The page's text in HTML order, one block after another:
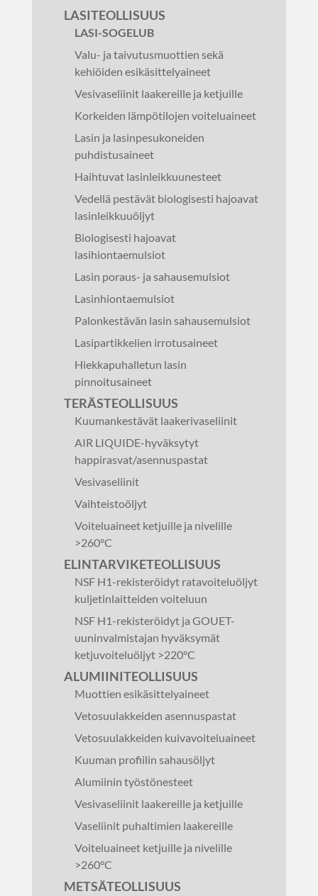
LASITEOLLISUUS
LASI-SOGELUB
Valu- ja taivutusmuottien sekä
kehiöiden esikäsittelyaineet
Vesivaseliinit laakereille ja ketjuille
Korkeiden lämpötilojen voiteluaineet
Lasin ja lasinpesukoneiden
puhdistusaineet
Haihtuvat lasinleikkuunesteet
Vedellä pestävät biologisesti hajoavat
lasinleikkuuöljyt
Biologisesti hajoavat
lasihiontaemulsiot
Lasin poraus- ja sahausemulsiot
Lasinhiontaemulsiot
Palonkestävän lasin sahausemulsiot
Lasipartikkelien irrotusaineet
Hiekkapuhalletun lasin
pinnoitusaineet
TERÄSTEOLLISUUS
Kuumankestävät laakerivaseliinit
AIR LIQUIDE-hyväksytyt
happirasvat/asennuspastat
Vesivaseliinit
Vaihteistoöljyt
Voiteluaineet ketjuille ja nivelille
>260°C
ELINTARVIKETEOLLISUUS
NSF H1-rekisteröidyt ratavoiteluöljyt
kuljetinlaitteiden voiteluun
NSF H1-rekisteröidyt ja GOUET-
uuninvalmistajan hyväksymät
ketjuvoiteluöljyt >220°C
ALUMIINITEOLLISUUS
Muottien esikäsittelyaineet
Vetosuulakkeiden asennuspastat
Vetosuulakkeiden kuivavoiteluaineet
Kuuman profiilin sahausöljyt
Alumiinin työstönesteet
Vesivaseliinit laakereille ja ketjuille
Vaseliinit puhaltimien laakereille
Voiteluaineet ketjuille ja nivelille
>260°C
METSÄTEOLLISUUS